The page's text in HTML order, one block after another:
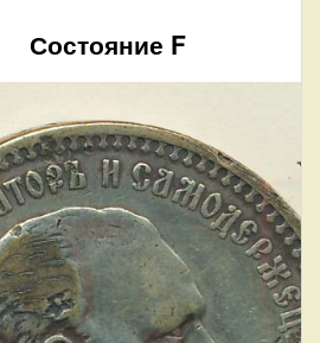
Состояние F